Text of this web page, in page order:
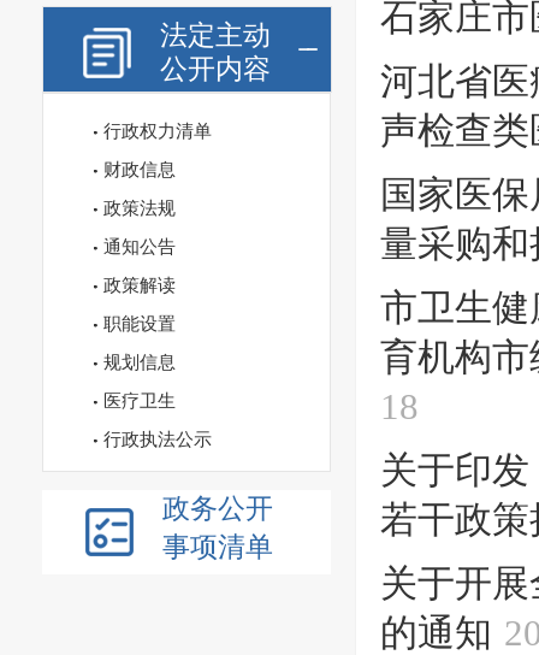
法定主动
公开内容
行政权力清单
财政信息
政策法规
通知公告
政策解读
职能设置
规划信息
医疗卫生
行政执法公示
政务公开
事项清单
石家庄
河北省
声检查
国家医
量采购
市卫生
育机构
18
关于印
若干政
关于开
的通知